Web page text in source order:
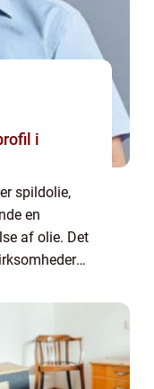
i
spildolie,
en
af olie. Det